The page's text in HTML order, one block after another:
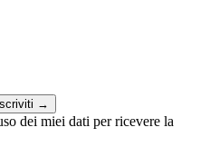
Iscriviti →
dei miei dati per ricevere la